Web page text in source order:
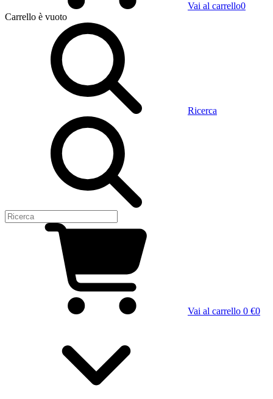
Vai al carrello0
Carrello è vuoto
Ricerca
Vai al carrello 0 €0